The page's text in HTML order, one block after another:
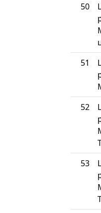
50
51
52
53